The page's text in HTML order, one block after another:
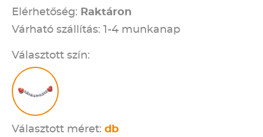
Elérhetőség: Raktáron
Várható szállítás: 1-4 munkanap
Választott szín:
Választott méret: db